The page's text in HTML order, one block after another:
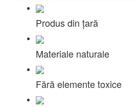
Produs din țară
Materiale naturale
Fără elemente toxice